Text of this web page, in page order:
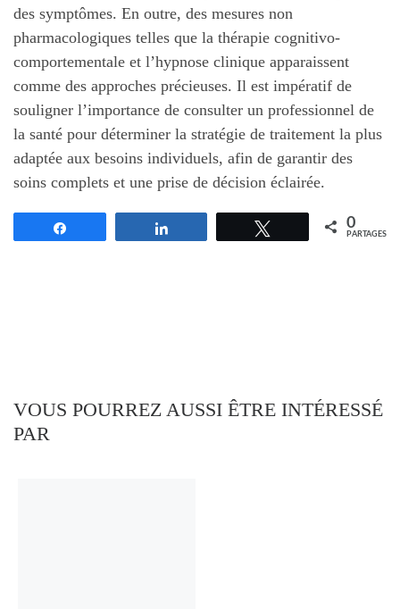
des symptômes. En outre, des mesures non
pharmacologiques telles que la thérapie cognitivo-
comportementale et l’hypnose clinique apparaissent
comme des approches précieuses. Il est impératif de
souligner l’importance de consulter un professionnel de
la santé pour déterminer la stratégie de traitement la plus
adaptée aux besoins individuels, afin de garantir des
soins complets et une prise de décision éclairée.
Tweetez 0
PARTAGES
VOUS POURREZ AUSSI ÊTRE INTÉRESSÉ
PAR